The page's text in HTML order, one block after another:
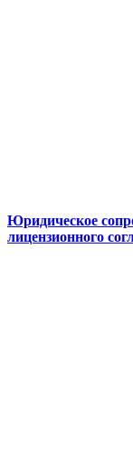
Юридическое
лицензионного